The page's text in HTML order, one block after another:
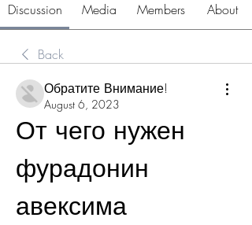
Discussion Media Members About
Back
Обратите Внимание!
August 6, 2023
От чего нужен
фурадонин
авексима